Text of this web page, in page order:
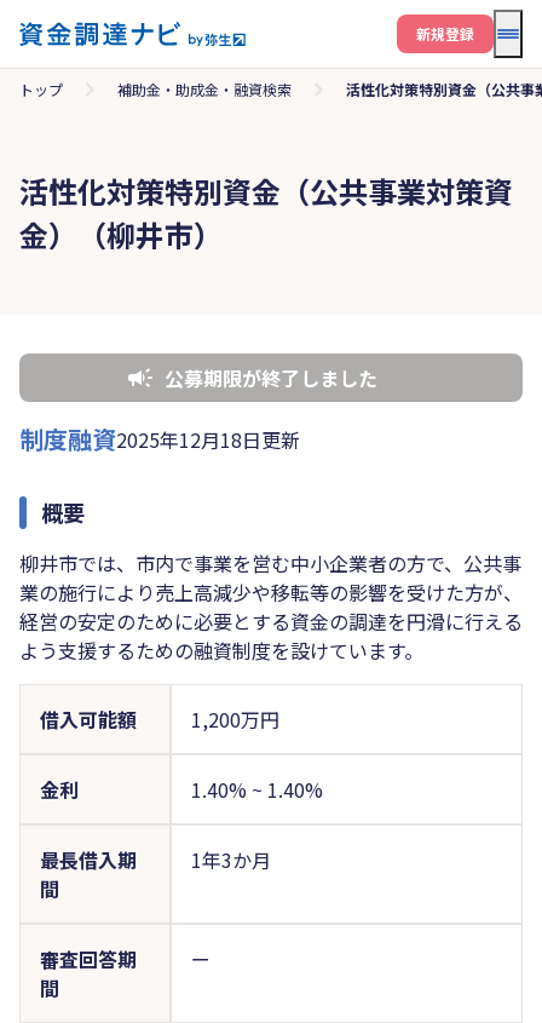
メ
新規登録
トップ 補助金・助成金・融資検索 活性化対策特別資金（公共事
活性化対策特別資金（公共事業対策資
金）（柳井市）
公募期限が終了しました
制度融資2025年12月18日更新
概要
柳井市では、市内で事業を営む中小企業者の方で、公共事
業の施行により売上高減少や移転等の影響を受けた方が、
経営の安定のために必要とする資金の調達を円滑に行える
よう支援するための融資制度を設けています。
借入可能額 1,200万円
金利 1.40% ~ 1.40%
最長借入期
間
1年3か月
審査回答期
間
ー